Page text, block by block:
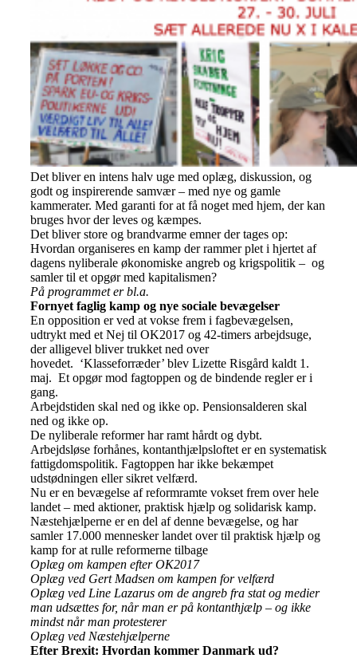
Det bliver en intens halv uge med oplæg, diskussion, og
godt og inspirerende samvær – med nye og gamle
kammerater. Med garanti for at få noget med hjem, der kan
bruges hvor der leves og kæmpes.
Det bliver store og brandvarme emner der tages op:
Hvordan organiseres en kamp der rammer plet i hjertet af
dagens nyliberale økonomiske angreb og krigspolitik – og
samler til et opgør med kapitalismen?
På programmet er bl.a.
Fornyet faglig kamp og nye sociale bevægelser
En opposition er ved at vokse frem i fagbevægelsen,
udtrykt med et Nej til OK2017 og 42-timers arbejdsuge,
der alligevel bliver trukket ned over
hovedet. ‘Klasseforræder’ blev Lizette Risgård kaldt 1.
maj. Et opgør mod fagtoppen og de bindende regler er i
gang.
Arbejdstiden skal ned og ikke op. Pensionsalderen skal
ned og ikke op.
De nyliberale reformer har ramt hårdt og dybt.
Arbejdsløse forhånes, kontanthjælpsloftet er en systematisk
fattigdomspolitik. Fagtoppen har ikke bekæmpet
udstødningen eller sikret velfærd.
Nu er en bevægelse af reformramte vokset frem over hele
landet – med aktioner, praktisk hjælp og solidarisk kamp.
Næstehjælperne er en del af denne bevægelse, og har
samler 17.000 mennesker landet over til praktisk hjælp og
kamp for at rulle reformerne tilbage
Oplæg om kampen efter OK2017
Oplæg ved Gert Madsen om kampen for velfærd
Oplæg ved Line Lazarus om de angreb fra stat og medier
man udsættes for, når man er på kontanthjælp – og ikke
mindst når man protesterer
Oplæg ved Næstehjælperne
Efter Brexit: Hvordan kommer Danmark ud?